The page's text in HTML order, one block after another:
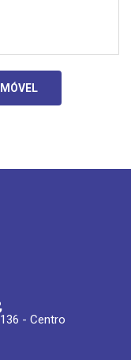
- Centro